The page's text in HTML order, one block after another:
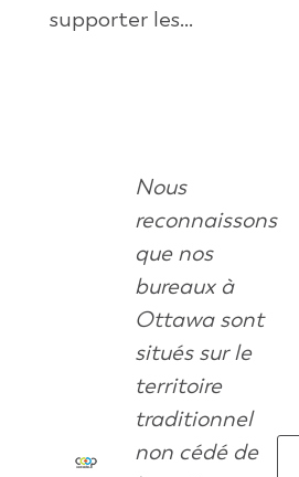
supporter les...
Nous
reconnaissons
que nos
bureaux à
Ottawa sont
situés sur le
territoire
traditionnel
non cédé de